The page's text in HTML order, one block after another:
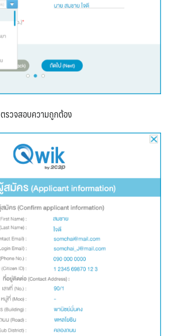
ตรวจสอบความถูกต้อง